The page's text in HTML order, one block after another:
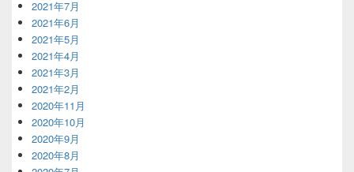
2021年7月
2021年6月
2021年5月
2021年4月
2021年3月
2021年2月
2020年11月
2020年10月
2020年9月
2020年8月